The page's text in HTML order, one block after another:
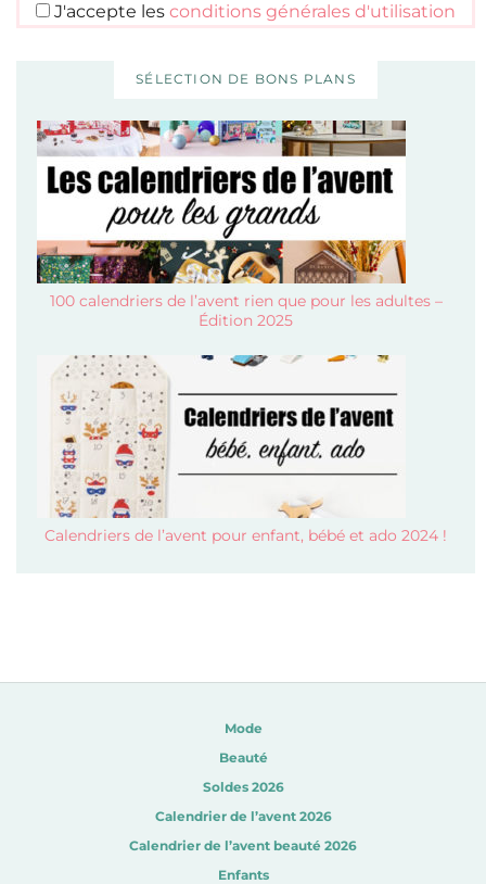
J'accepte les conditions générales d'utilisation
SÉLECTION DE BONS PLANS
100 calendriers de l’avent rien que pour les adultes –
Édition 2025
Calendriers de l’avent pour enfant, bébé et ado 2024 !
Mode
Beauté
Soldes 2026
Calendrier de l’avent 2026
Calendrier de l’avent beauté 2026
Enfants